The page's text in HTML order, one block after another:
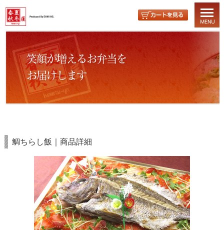
鯛ちらし飯｜商品詳細